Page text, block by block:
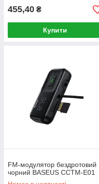
455,40 ₴
Купити
FM-модулятор бездротовий
чорний BASEUS CCTM-E01